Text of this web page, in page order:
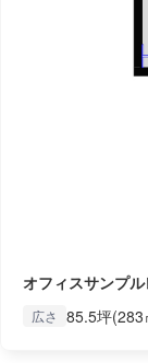
オフィスサンプ
広さ 85.5坪(283